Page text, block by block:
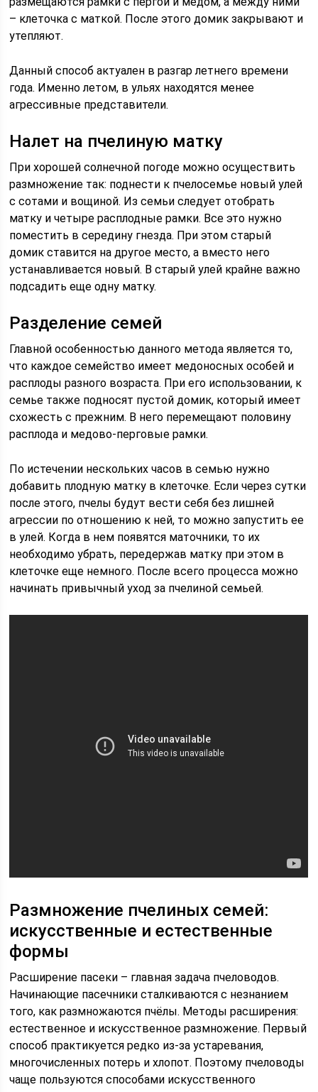
– клеточка с маткой. После этого домик закрывают и
утепляют.
Данный способ актуален в разгар летнего времени
года. Именно летом, в ульях находятся менее
агрессивные представители.
Налет на пчелиную матку
При хорошей солнечной погоде можно осуществить
размножение так: поднести к пчелосемье новый улей
с сотами и вощиной. Из семьи следует отобрать
матку и четыре расплодные рамки. Все это нужно
поместить в середину гнезда. При этом старый
домик ставится на другое место, а вместо него
устанавливается новый. В старый улей крайне важно
подсадить еще одну матку.
Разделение семей
Главной особенностью данного метода является то,
что каждое семейство имеет медоносных особей и
расплоды разного возраста. При его использовании, к
семье также подносят пустой домик, который имеет
схожесть с прежним. В него перемещают половину
расплода и медово-перговые рамки.
По истечении нескольких часов в семью нужно
добавить плодную матку в клеточке. Если через сутки
после этого, пчелы будут вести себя без лишней
агрессии по отношению к ней, то можно запустить ее
в улей. Когда в нем появятся маточники, то их
необходимо убрать, передержав матку при этом в
клеточке еще немного. После всего процесса можно
начинать привычный уход за пчелиной семьей.
Размножение пчелиных семей:
искусственные и естественные
формы
Расширение пасеки – главная задача пчеловодов.
Начинающие пасечники сталкиваются с незнанием
того, как размножаются пчёлы. Методы расширения:
естественное и искусственное размножение. Первый
способ практикуется редко из-за устаревания,
многочисленных потерь и хлопот. Поэтому пчеловоды
чаще пользуются способами искусственного